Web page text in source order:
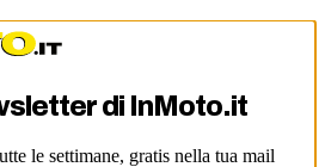
di InMoto.it
le settimane, gratis nella tua mail